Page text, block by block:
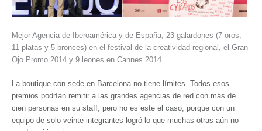
Mejor Agencia de Iberoamérica y de España, 23 galardones (7 oros,
11 platas y 5 bronces) en el festival de la creatividad regional, el Gran
Ojo Promo 2014 y 9 leones en Cannes 2014.
La boutique con sede en Barcelona no tiene límites. Todos esos
premios podrían remitir a las grandes agencias de red con más de
cien personas en su staff, pero no es este el caso, porque con un
equipo de solo veinte integrantes logró lo que muchas otras aún no